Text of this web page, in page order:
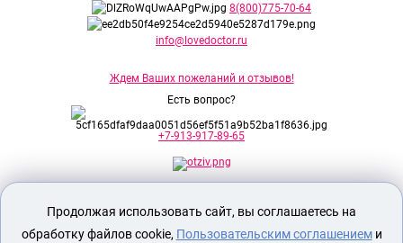
8(800)775-70-64
info@lovedoctor.ru
Ждем Ваших пожеланий и отзывов!
Есть вопрос?
+7-913-917-89-65
Секс шоп Доктор Любви
исключительно для лиц старше 18 лет!
Евразийского соответствия.
Продолжая использовать сайт, вы соглашаетесь на
обработку файлов cookie, Пользовательским соглашениеми